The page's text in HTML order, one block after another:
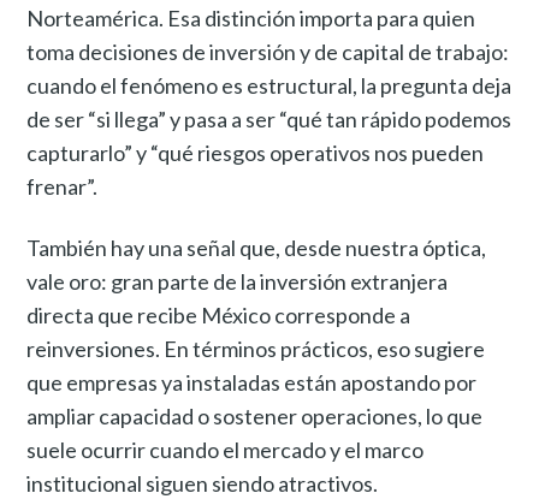
Norteamérica. Esa distinción importa para quien
toma decisiones de inversión y de capital de trabajo:
cuando el fenómeno es estructural, la pregunta deja
de ser “si llega” y pasa a ser “qué tan rápido podemos
capturarlo” y “qué riesgos operativos nos pueden
frenar”.
También hay una señal que, desde nuestra óptica,
vale oro: gran parte de la inversión extranjera
directa que recibe México corresponde a
reinversiones. En términos prácticos, eso sugiere
que empresas ya instaladas están apostando por
ampliar capacidad o sostener operaciones, lo que
suele ocurrir cuando el mercado y el marco
institucional siguen siendo atractivos.